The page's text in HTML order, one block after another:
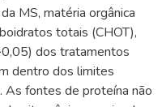
MS, matéria orgânica
totais (CHOT),
dos tratamentos
dentro dos limites
As fontes de proteína não